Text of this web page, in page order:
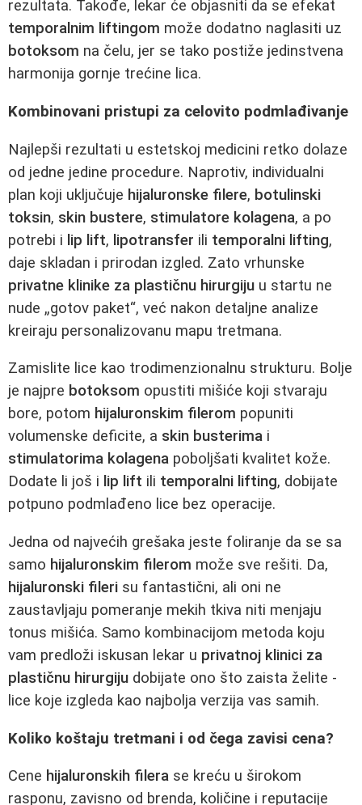
rezultata. Takođe, lekar će objasniti da se efekat
temporalnim liftingom može dodatno naglasiti uz
botoksom na čelu, jer se tako postiže jedinstvena
harmonija gornje trećine lica.
Kombinovani pristupi za celovito podmlađivanje
Najlepši rezultati u estetskoj medicini retko dolaze
od jedne jedine procedure. Naprotiv, individualni
plan koji uključuje hijaluronske filere, botulinski
toksin, skin bustere, stimulatore kolagena, a po
potrebi i lip lift, lipotransfer ili temporalni lifting,
daje skladan i prirodan izgled. Zato vrhunske
privatne klinike za plastičnu hirurgiju u startu ne
nude „gotov paket“, već nakon detaljne analize
kreiraju personalizovanu mapu tretmana.
Zamislite lice kao trodimenzionalnu strukturu. Bolje
je najpre botoksom opustiti mišiće koji stvaraju
bore, potom hijaluronskim filerom popuniti
volumenske deficite, a skin busterima i
stimulatorima kolagena poboljšati kvalitet kože.
Dodate li još i lip lift ili temporalni lifting, dobijate
potpuno podmlađeno lice bez operacije.
Jedna od najvećih grešaka jeste foliranje da se sa
samo hijaluronskim filerom može sve rešiti. Da,
hijaluronski fileri su fantastični, ali oni ne
zaustavljaju pomeranje mekih tkiva niti menjaju
tonus mišića. Samo kombinacijom metoda koju
vam predloži iskusan lekar u privatnoj klinici za
plastičnu hirurgiju dobijate ono što zaista želite -
lice koje izgleda kao najbolja verzija vas samih.
Koliko koštaju tretmani i od čega zavisi cena?
Cene hijaluronskih filera se kreću u širokom
rasponu, zavisno od brenda, količine i reputacije